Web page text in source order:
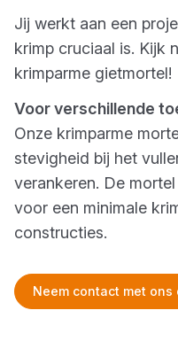
Jij werkt aan een
krimp cruciaal is. Kijk
krimparme gietmortel!
Voor verschillende
Onze krimparme
stevigheid bij het
verankeren. De
voor een minimale
constructies.
Neem contact met ons